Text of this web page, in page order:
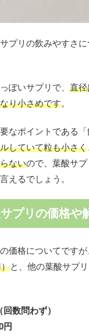
プリの飲みやすさ
ぽいサプリで、 直
り小さめです。
なポイントである
していて粒も小さく
ないので、葉酸サ
えるでしょう。
プリの価格や
価格についてですが
と、他の葉酸サプ
数問わず）
円